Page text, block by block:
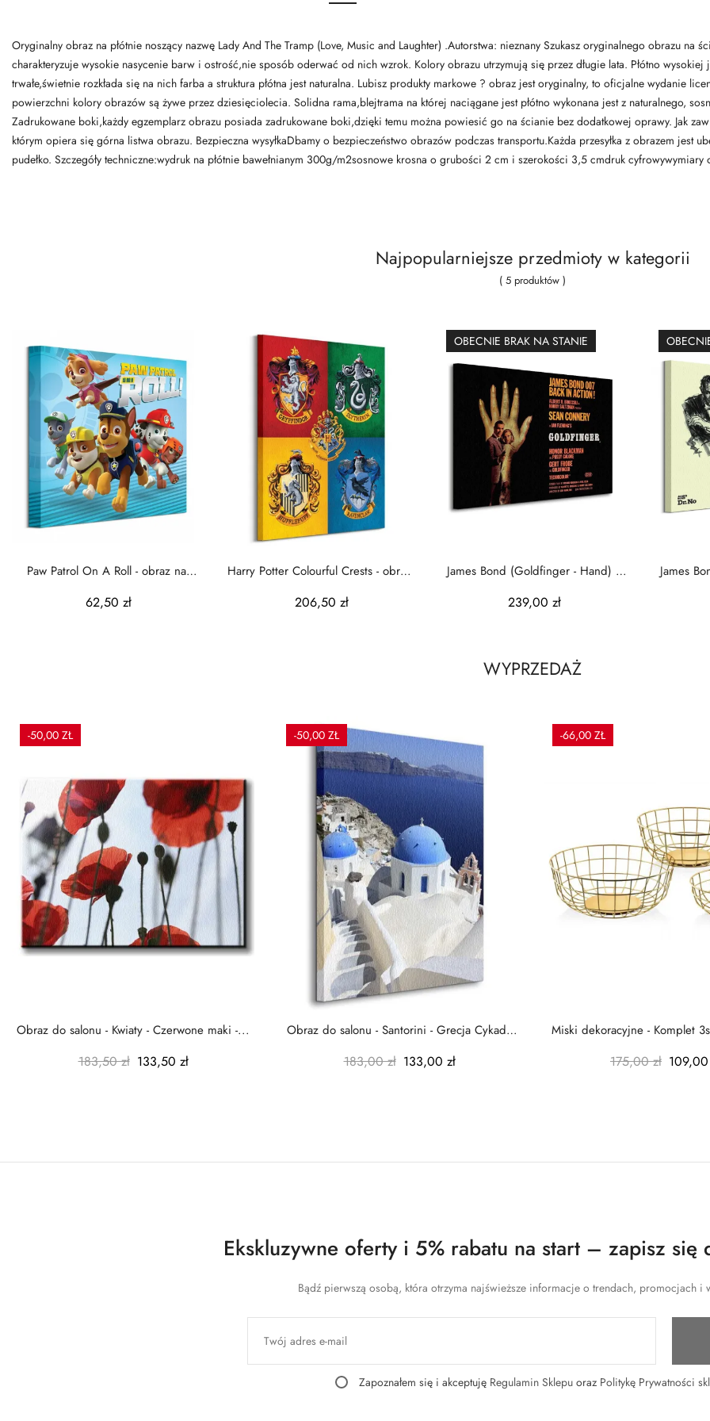
Oryginalny obraz na płótnie noszący nazwę Lady And The Tramp (Love, Music and Laughter) .Autorstwa: nieznany Szukasz oryginalnego obrazu na
charakteryzuje wysokie nasycenie barw i ostrość,nie sposób oderwać od nich wzrok. Kolory obrazu utrzymują się przez długie lata. Płótno
trwałe,świetnie rozkłada się na nich farba a struktura płótna jest naturalna. Lubisz produkty markowe ? obraz jest oryginalny, to oficjalne wydanie
powierzchni kolory obrazów są żywe przez dziesięciolecia. Solidna rama,blejtrama na której naciągane jest płótno wykonana jest z naturalnego,
Zadrukowane boki,każdy egzemplarz obrazu posiada zadrukowane boki,dzięki temu można powiesić go na ścianie bez dodatkowej oprawy. Jak
którym opiera się górna listwa obrazu. Bezpieczna wysyłkaDbamy o bezpieczeństwo obrazów podczas transportu.Każda przesyłka z obrazem jest
pudełko. Szczegóły techniczne:wydruk na płótnie bawełnianym 300g/m2sosnowe krosna o grubości 2 cm i szerokości 3,5 cmdruk
Najpopularniejsze przedmioty w kategorii
( 5 produktów )
Paw Patrol On A Roll - obraz na
62,50 zł
Harry Potter Colourful Crests - obraz
206,50 zł
OBECNIE BRAK NA STANIE
James Bond (Goldfinger - Hand) -
239,00 zł
James
WYPRZEDAŻ
-50,00 ZŁ
Obraz do salonu - Kwiaty - Czerwone maki -...
183,50 zł 133,50 zł
-50,00 ZŁ
Obraz do salonu - Santorini - Grecja Cykady
183,00 zł 133,00 zł
-66,00 ZŁ
Miski dekoracyjne - Komplet
175,00 zł 109,00
Ekskluzywne oferty i 5% rabatu na start – zapisz się
Bądź pierwszą osobą, która otrzyma najświeższe informacje o trendach, promocjach i
Zapoznałem się i akceptuję Regulamin Sklepuoraz Politykę Prywatności